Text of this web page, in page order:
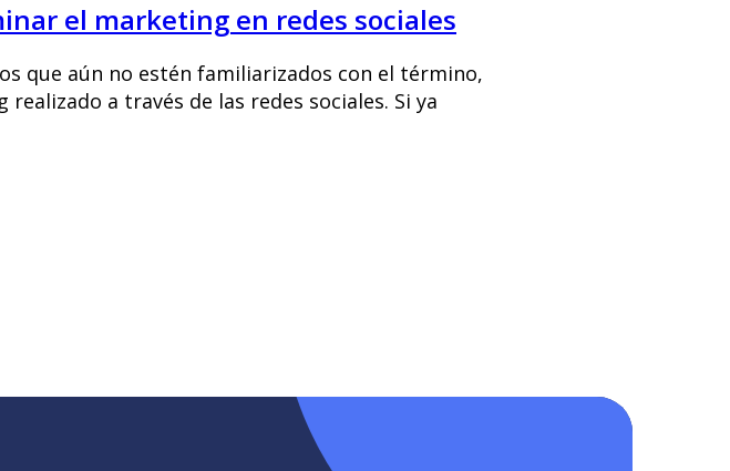
el marketing en redes sociales
que aún no estén familiarizados con el término,
a través de las redes sociales. Si ya